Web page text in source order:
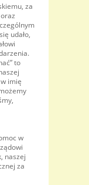
za
udało,
to
imię
w
naszej
za